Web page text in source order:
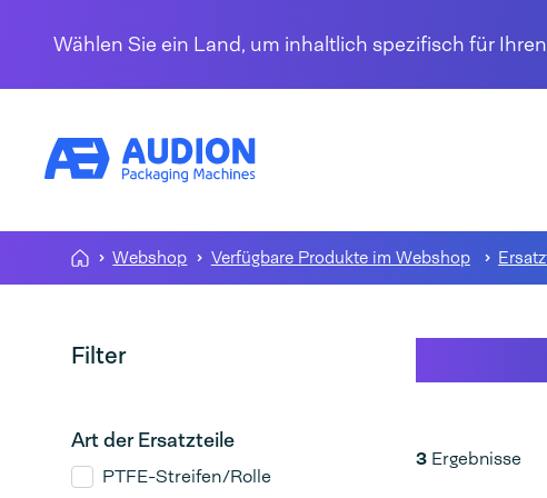
Wählen Sie ein Land, um inhaltlich spezifisch für
Webshop Verfügbare Produkte im Webshop
Filter
Art der Ersatzteile
PTFE-Streifen/Rolle
3 Ergebnisse